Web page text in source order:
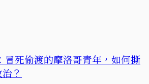
冒死偷渡的摩洛哥青年，如何撕
？